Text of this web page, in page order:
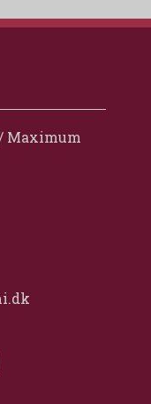
Maximum